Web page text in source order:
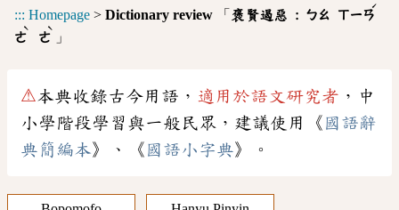
::: Homepage > Dictionary review 「 褒賢遏惡 : ㄅㄠ ㄒㄧㄢ
ˊ
ㄜ
ˋ
ㄜ
ˋ
」
⚠本典收錄古今用語， 適用於語文研究者 ，中
小學階段學習與一般民眾，建議使用《 國語辭
典簡編本》、《 國語小字典》。